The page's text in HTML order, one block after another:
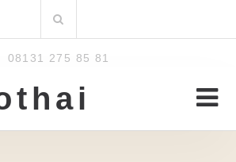
nach:
08131 275 85 81